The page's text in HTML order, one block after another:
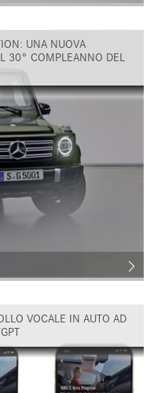
UNA NUOVA
30° COMPLEANNO DEL
VOCALE IN AUTO AD